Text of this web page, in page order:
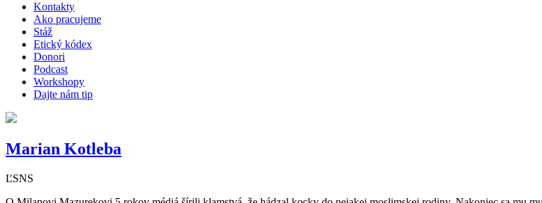
Kontakty
Ako pracujeme
Stáž
Etický kódex
Donori
Podcast
Workshopy
Dajte nám tip
Marian Kotleba
ĽSNS